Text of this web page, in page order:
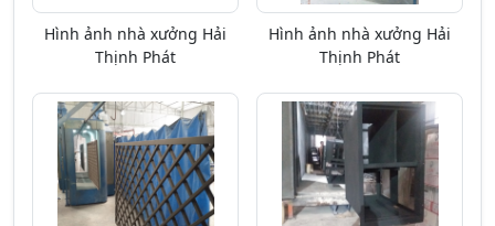
Hình ảnh nhà xưởng Hải
Thịnh Phát
Hình ảnh nhà xưởng Hải
Thịnh Phát